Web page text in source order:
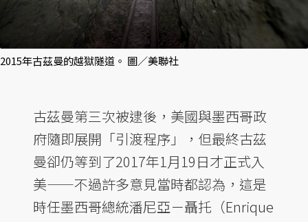
2015年古茲曼的越獄隧道。 圖／美聯社
古茲曼第三次被逮後，美國與墨西哥政
府隨即展開「引渡程序」，但最終古茲
曼卻仍等到了2017年1月19日才正式入
美——不過許多意見當時都認為，這是
時任墨西哥總統潘尼亞－聶托（Enrique